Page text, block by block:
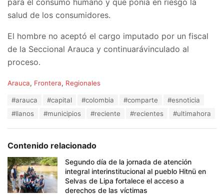
para el consumo humano y que ponía en riesgo la
salud de los consumidores.
El hombre no aceptó el cargo imputado por un fiscal
de la Seccional Arauca y continuarávinculado al
proceso.
C
i
s
:
Arauca, Frontera, Regionales
#arauca #capital #colombia #comparte
#esnoticia
#llanos
#municipios #reciente #recientes #ultimahora
Contenido relacionado
Segundo día de la jornada de atención
integral interinstitucional al pueblo Hitnü en
Selvas de Lipa fortalece el acceso a
derechos de las víctimas